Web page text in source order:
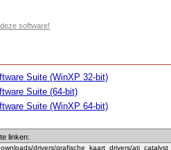
software!
Suite (WinXP 32-bit)
Suite (64-bit)
Suite (WinXP 64-bit)
linken: